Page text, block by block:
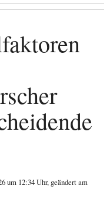
um 12:34 Uhr, geändert am